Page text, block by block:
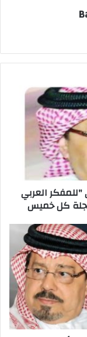
العربي
مجلة كل خميس